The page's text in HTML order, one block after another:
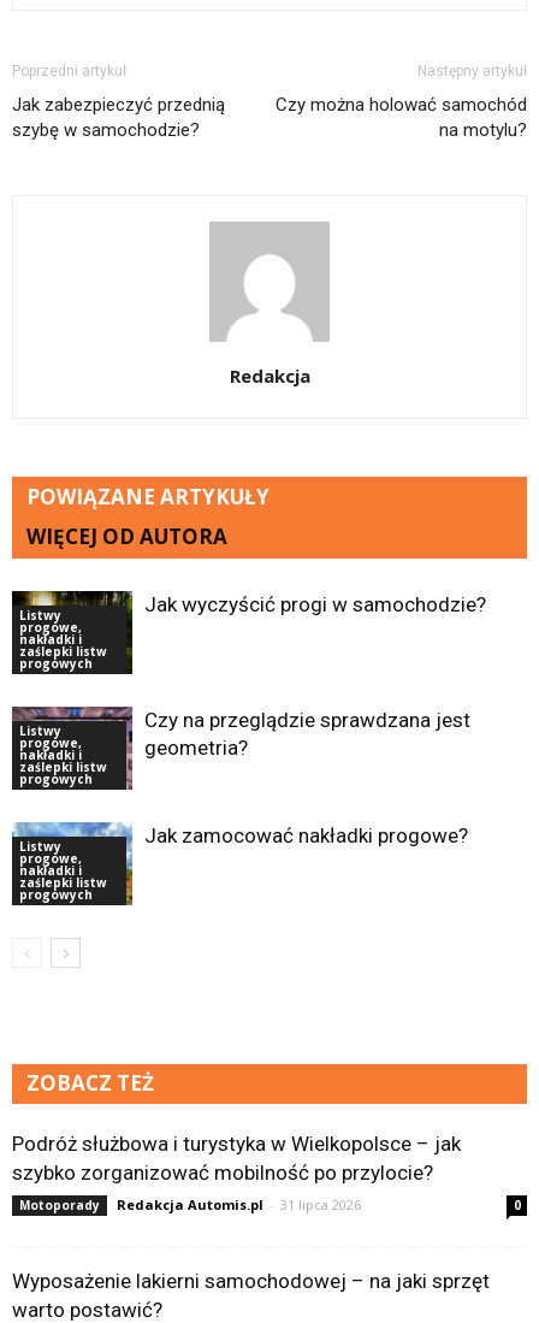
Poprzedni artykuł
Jak zabezpieczyć przednią
szybę w samochodzie?
Następny artykuł
Czy można holować samochód
na motylu?
Redakcja
POWIĄZANE ARTYKUŁY
WIĘCEJ OD AUTORA
Listwy
progowe,
nakładki i
zaślepki listw
progowych
Jak wyczyścić progi w samochodzie?
Listwy
progowe,
nakładki i
zaślepki listw
progowych
Czy na przeglądzie sprawdzana jest
geometria?
Listwy
progowe,
nakładki i
zaślepki listw
progowych
Jak zamocować nakładki progowe?
ZOBACZ TEŻ
Podróż służbowa i turystyka w Wielkopolsce – jak
szybko zorganizować mobilność po przylocie?
Motoporady Redakcja Automis.pl - 31 lipca 2026 0
Wyposażenie lakierni samochodowej – na jaki sprzęt
warto postawić?